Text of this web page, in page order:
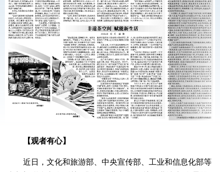
【观者有心】
近日，文化和旅游部、中央宣传部、工业和信息化部等